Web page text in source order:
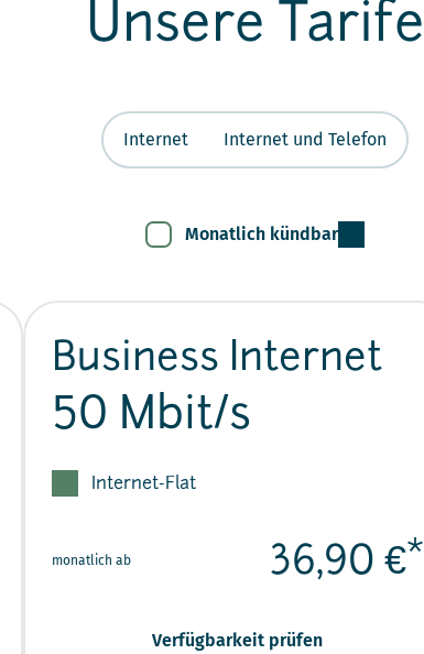
Unsere Tarife
Internet Internet und Telefon
Monatlich kündbar
Business Internet
50 Mbit/s
Internet-Flat
monatlich ab 36,90 €*
Verfügbarkeit prüfen